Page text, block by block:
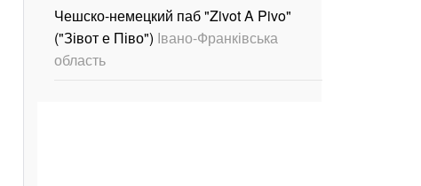
Чешско-немецкий паб "Zivot A Pivo"
("Зівот е Піво") Івано-Франківська
область